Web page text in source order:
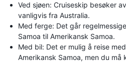
Ved sjøen: Cruiseskip besøker
vanligvis fra Australia.
Med ferge: Det går
Samoa til Amerikansk Samoa.
Med bil: Det er mulig å reise
Amerikansk Samoa, men du må